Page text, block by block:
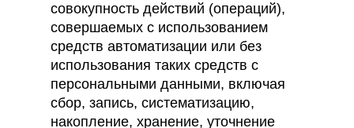
совокупность действий (операций),
совершаемых с использованием
средств автоматизации или без
использования таких средств с
персональными данными, включая
сбор, запись, систематизацию,
накопление, хранение, уточнение